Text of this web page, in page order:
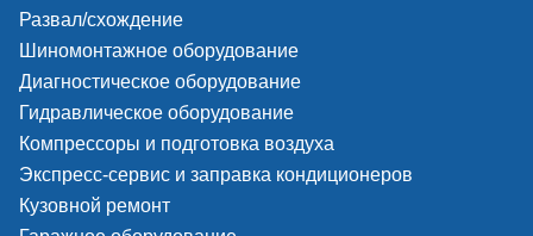
Развал/схождение
Шиномонтажное оборудование
Диагностическое оборудование
Гидравлическое оборудование
Компрессоры и подготовка воздуха
Экспресс-сервис и заправка кондиционеров
Кузовной ремонт